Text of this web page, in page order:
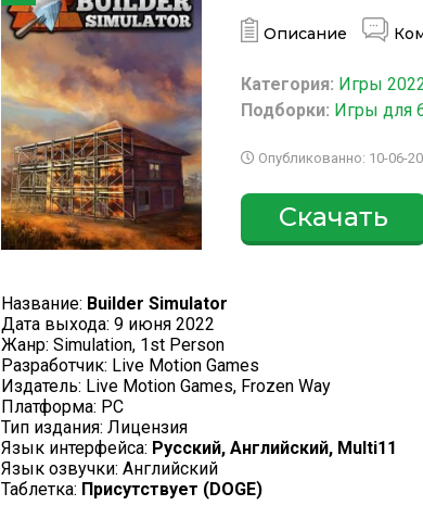
Описание
Категория: Игры
Подборки: Игры для
Опубликованно: 10-06-
Скачать
Название: Builder Simulator
Дата выхода: 9 июня 2022
Жанр: Simulation, 1st Person
Разработчик: Live Motion Games
Издатель: Live Motion Games, Frozen Way
Платформа: PC
Тип издания: Лицензия
Язык интерфейса: Русский, Английский, Multi11
Язык озвучки: Английский
Таблетка: Присутствует (DOGE)